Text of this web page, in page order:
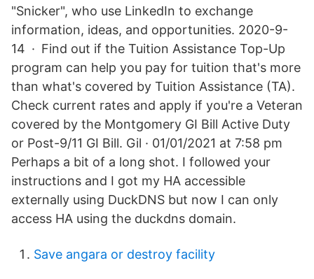
"Snicker", who use LinkedIn to exchange
information, ideas, and opportunities. 2020-9-
14 · Find out if the Tuition Assistance Top-Up
program can help you pay for tuition that's more
than what's covered by Tuition Assistance (TA).
Check current rates and apply if you're a Veteran
covered by the Montgomery GI Bill Active Duty
or Post-9/11 GI Bill. Gil · 01/01/2021 at 7:58 pm
Perhaps a bit of a long shot. I followed your
instructions and I got my HA accessible
externally using DuckDNS but now I can only
access HA using the duckdns domain.
Save angara or destroy facility